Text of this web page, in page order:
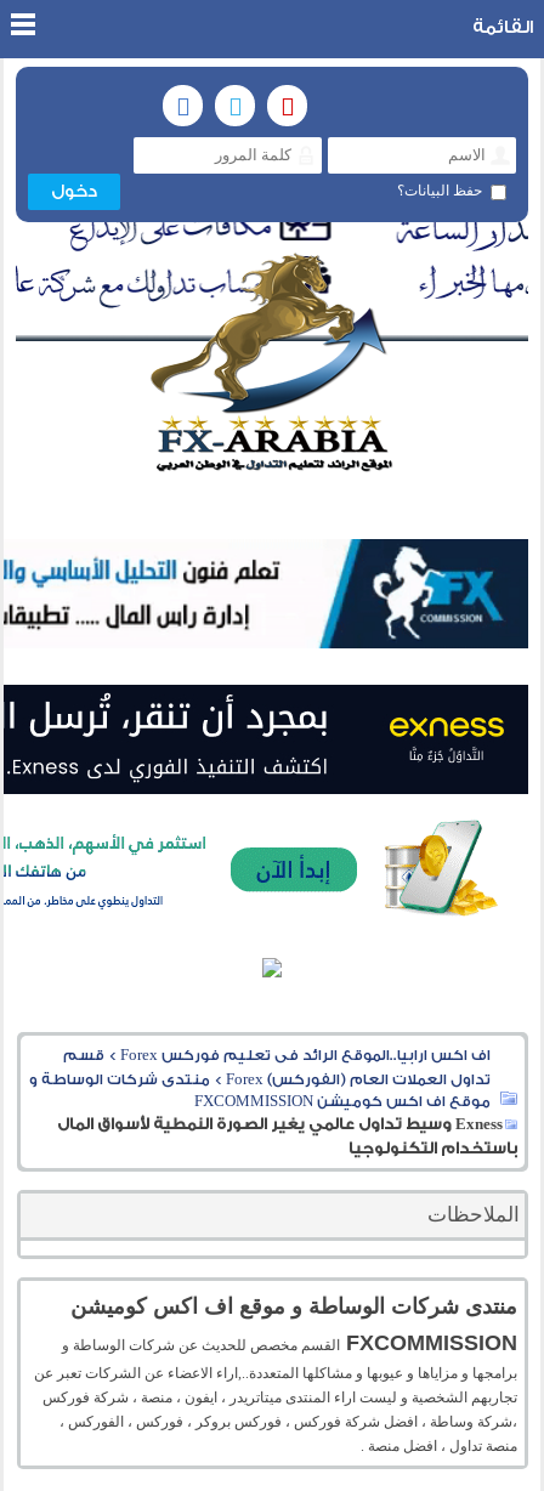
حفظ البيانات؟
القائمة
اف اكس ارابيا..الموقع الرائد فى تعليم فوركس Forex > قسم
تداول العملات العام (الفوركس) Forex
> منتدى شركات الوساطة و
موقع اف اكس كوميشن FXCOMMISSION
Exness وسيط تداول عالمي يغير الصورة النمطية لأسواق المال
باستخدام التكنولوجيا
الملاحظات
منتدى شركات الوساطة و موقع اف اكس كوميشن
FXCOMMISSION
القسم مخصص للحديث عن شركات الوساطة و
برامجها و مزاياها و عيوبها و مشاكلها المتعددة..,اراء الاعضاء عن الشركات تعبر عن
تجاربهم الشخصية و ليست اراء المنتدى ميتاتريدر ، ايفون ، منصة ، شركة فوركس
،شركة وساطة ، افضل شركة فوركس ، فوركس بروكر ، فوركس ، الفوركس ،
منصة تداول ، افضل منصة .